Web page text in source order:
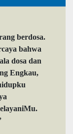
berdosa.
bahwa
dosa dan
Engkau,